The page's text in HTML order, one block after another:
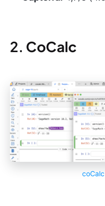
2. CoCalc
coCalc